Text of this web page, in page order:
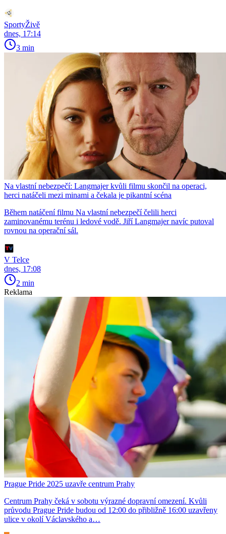
SportyŽivě
dnes, 17:14
3 min
Na vlastní nebezpečí: Langmajer kvůli filmu skončil na operaci,
herci natáčeli mezi minami a čekala je pikantní scéna
Během natáčení filmu Na vlastní nebezpečí čelili herci
zaminovanému terénu i ledové vodě. Jiří Langmajer navíc putoval
rovnou na operační sál.
V Telce
dnes, 17:08
2 min
Reklama
Prague Pride 2025 uzavře centrum Prahy
Centrum Prahy čeká v sobotu výrazné dopravní omezení. Kvůli
průvodu Prague Pride budou od 12:00 do přibližně 16:00 uzavřeny
ulice v okolí Václavského a…